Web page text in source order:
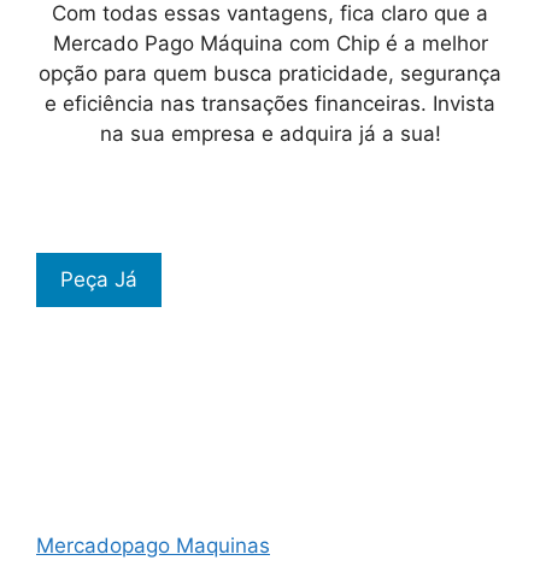
Com todas essas vantagens, fica claro que a
Mercado Pago Máquina com Chip é a melhor
opção para quem busca praticidade, segurança
e eficiência nas transações financeiras. Invista
na sua empresa e adquira já a sua!
Peça Já
Mercadopago Maquinas